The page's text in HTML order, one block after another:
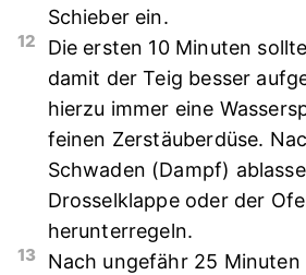
Schieber ein.
12
Die ersten 10 Minuten
damit der Teig besser
hierzu immer eine
feinen Zerstäuberdüse.
Schwaden (Dampf)
Drosselklappe oder der
herunterregeln.
13
Nach ungefähr 25